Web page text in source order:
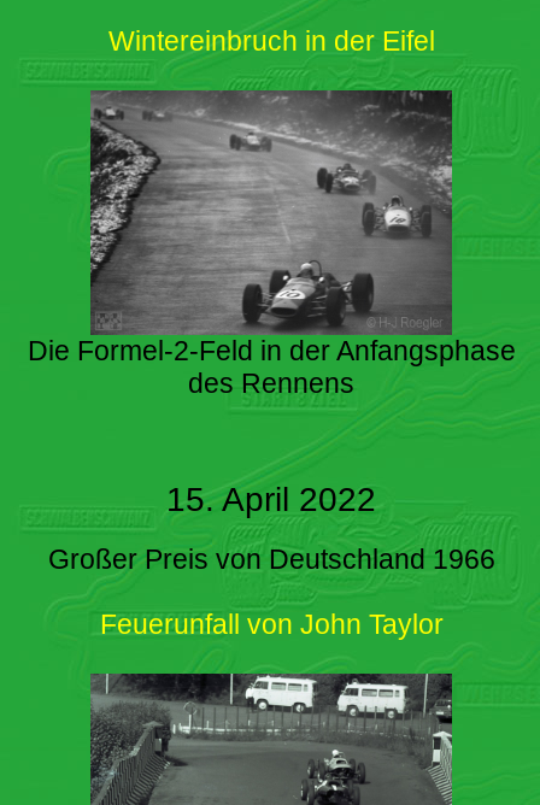
Wintereinbruch in der Eifel
Die Formel-2-Feld in der Anfangsphase
des Rennens
15. April 2022
Großer Preis von Deutschland 1966
Feuerunfall von John Taylor